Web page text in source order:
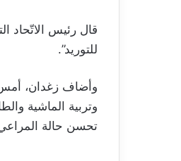
قال رئيس الاتّحاد
للتوريد”.
وأضاف زغدان، أمس
وتربية الماشية
تحسن حالة